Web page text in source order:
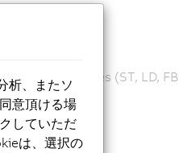
3
languages (ST, LD,
析、またソ
意頂ける場
していただ
は、選択の